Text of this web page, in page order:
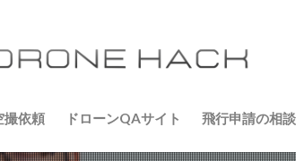
撮依頼 ドローンQAサイト 飛行申請の相談